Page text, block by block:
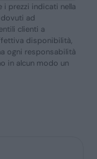
i prezzi indicati nella
ad
clienti a
disponibilità,
ogni responsabilità
in alcun modo un